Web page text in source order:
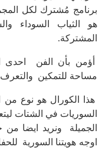
برنامج مُشترك لكل
هو الثياب السوداء
المشتركة.
أؤمن بأن الفن احدى
مساحة للتمكين والتعرف
هذا الكورال هو نوع من
السوريات في الشتات
الجميلة ونريد ايضا
اوجه هويتنا السورية